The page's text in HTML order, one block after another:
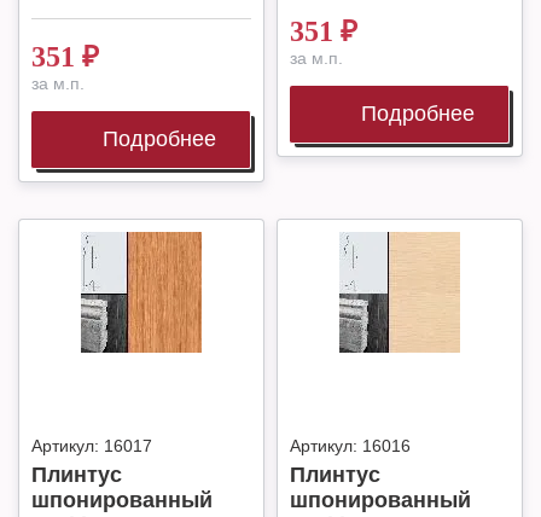
351 ₽
за м.п.
Подробнее
351 ₽
за м.п.
Подробнее
Артикул: 16017
Плинтус
шпонированный
Артикул: 16016
Плинтус
шпонированный